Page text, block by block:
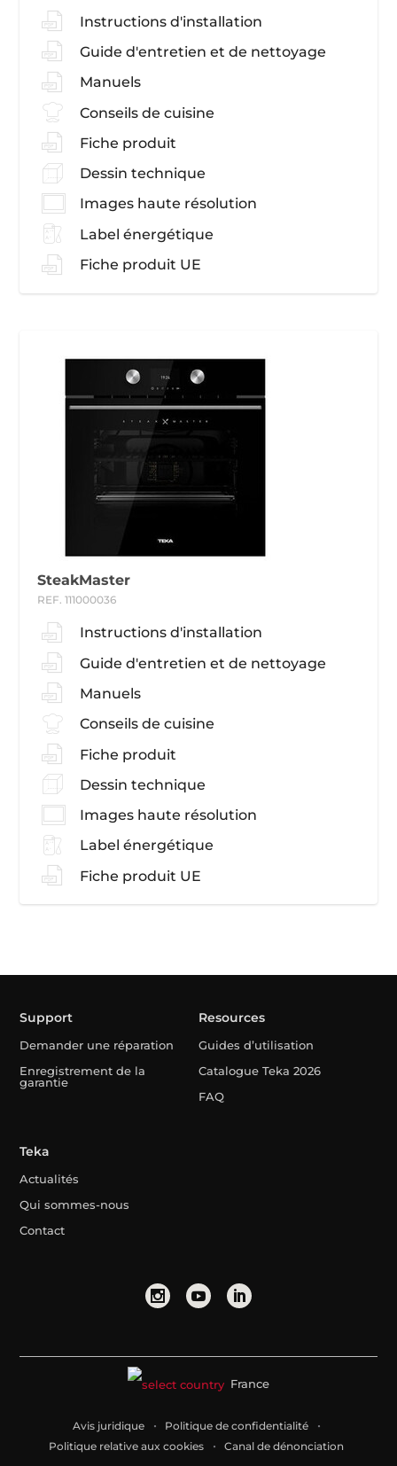
Instructions d'installation
Guide d'entretien et de nettoyage
Manuels
Conseils de cuisine
Fiche produit
Dessin technique
Images haute résolution
Label énergétique
Fiche produit UE
SteakMaster
REF. 111000036
Instructions d'installation
Guide d'entretien et de nettoyage
Manuels
Conseils de cuisine
Fiche produit
Dessin technique
Images haute résolution
Label énergétique
Fiche produit UE
Support
Demander une réparation
Enregistrement de la
garantie
Resources
Guides d’utilisation
Catalogue Teka 2026
FAQ
Teka
Actualités
Qui sommes-nous
Contact
France
Avis juridique
Politique de confidentialité
Politique relative aux cookies
Canal de dénonciation